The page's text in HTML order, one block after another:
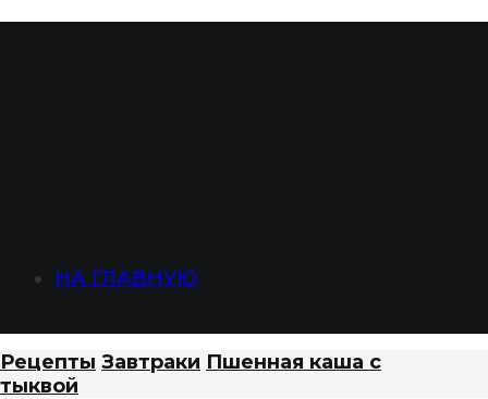
НА ГЛАВНУЮ
Рецепты Завтраки Пшенная каша с
тыквой